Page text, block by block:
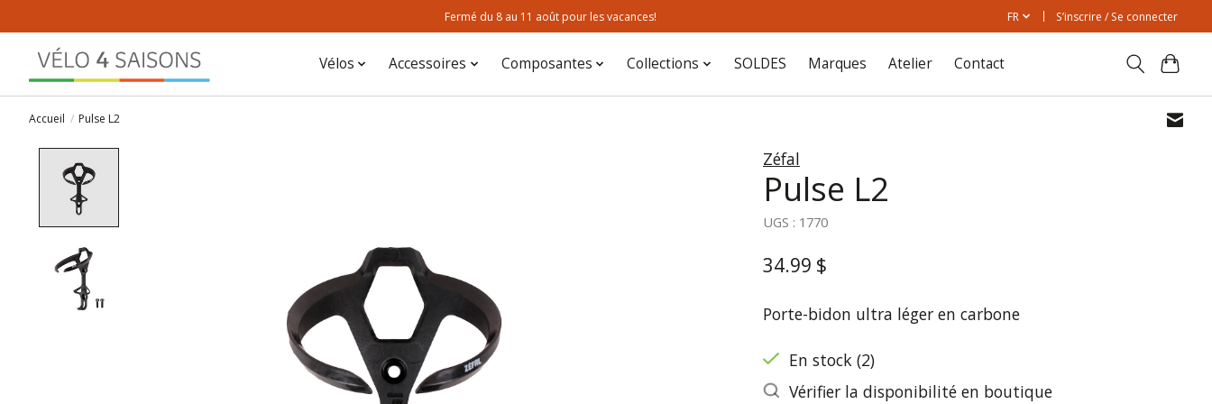
Fermé du 8 au 11 août pour les vacances! FR S’inscrire / Se connecter
Vélos Accessoires Composantes Collections SOLDES Marques Atelier Contact
Accueil / Pulse L2
Zéfal
Pulse L2
UGS : 1770
34.99 $
Porte-bidon ultra léger en carbone
En stock (2)
Vérifier la disponibilité en boutique